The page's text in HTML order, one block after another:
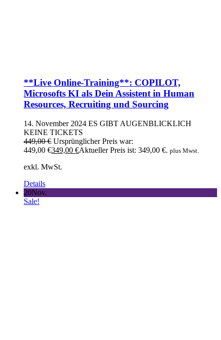
**Live Online-Training**: COPILOT,
Microsofts KI als Dein Assistent in Human
Resources, Recruiting und Sourcing
14. November 2024 ES GIBT AUGENBLICKLICH
KEINE TICKETS
449,00€ Ursprünglicher Preis war:
449,00 €349,00 €Aktueller Preis ist: 349,00 €. plus Mwst.
exkl. MwSt.
Details
20Nov.
Sale!